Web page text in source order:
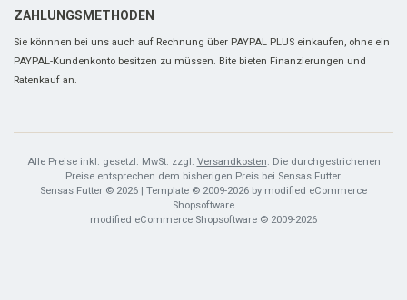
ZAHLUNGSMETHODEN
Sie könnnen bei uns auch auf Rechnung über PAYPAL PLUS einkaufen, ohne ein
PAYPAL-Kundenkonto besitzen zu müssen. Bite bieten Finanzierungen und
Ratenkauf an.
Alle Preise inkl. gesetzl. MwSt. zzgl. Versandkosten. Die durchgestrichenen
Preise entsprechen dem bisherigen Preis bei Sensas Futter.
Sensas Futter © 2026 | Template © 2009-2026 by modified eCommerce
Shopsoftware
modified eCommerce Shopsoftware © 2009-2026